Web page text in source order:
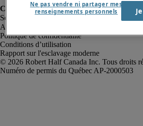
Alerte à la fraude
Politique de confidentialité
Conditions d’utilisation
Rapport sur l'esclavage moderne
Robert Half Canada Inc. Tous droits
Ne pas vendre ni partager mes
renseignements personnels